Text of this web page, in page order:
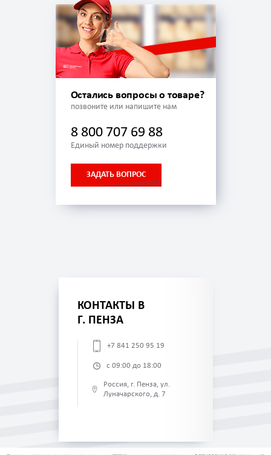
Остались вопросы о товаре?
позвоните или напишите нам
8 800 707 69 88
Единый номер поддержки
ЗАДАТЬ ВОПРОС
КОНТАКТЫ В
Г. ПЕНЗА
+7 841 250 95 19
с 09:00 до 18:00
Россия, г. Пенза, ул.
Луначарского, д. 7